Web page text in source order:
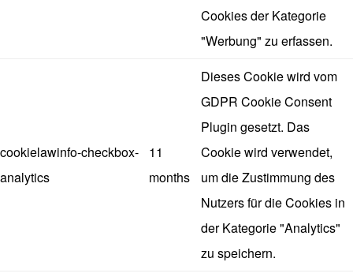
Cookies der Kategorie
"Werbung" zu erfassen.
cookielawinfo-checkbox-
analytics
11
months
Dieses Cookie wird vom
GDPR Cookie Consent
Plugin gesetzt. Das
Cookie wird verwendet,
um die Zustimmung des
Nutzers für die Cookies in
der Kategorie "Analytics"
zu speichern.